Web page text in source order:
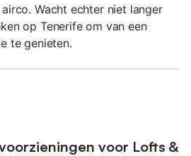
Wacht echter niet langer
op Tenerife om van een
te genieten.
voor Lofts &